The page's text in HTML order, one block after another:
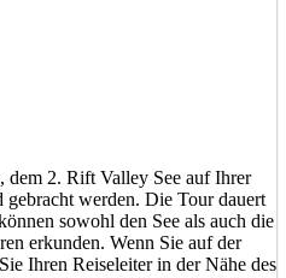
dem 2. Rift Valley See auf Ihrer
werden. Die Tour dauert
sowohl den See als auch die
erkunden. Wenn Sie auf der
Ihren Reiseleiter in der Nähe des